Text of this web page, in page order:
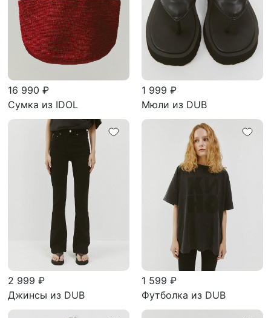
16 990 ₽
Сумка из IDOL
1 999 ₽
Мюли из DUB
2 999 ₽
Джинсы из DUB
1 599 ₽
Футболка из DUB